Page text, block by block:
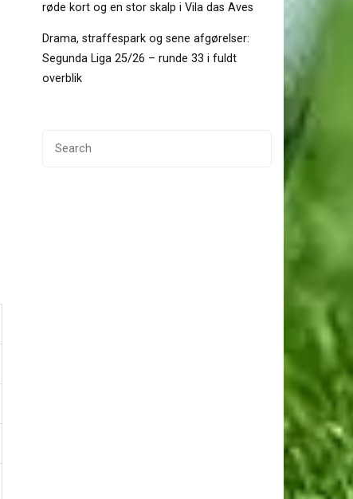
røde kort og en stor skalp i Vila das Aves
Drama, straffespark og sene afgørelser:
Segunda Liga 25/26 – runde 33 i fuldt
overblik